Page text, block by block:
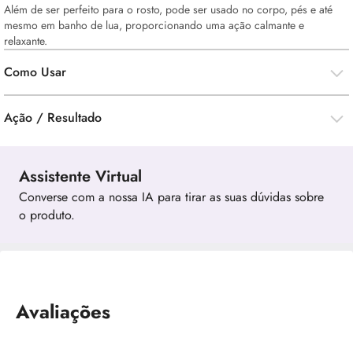
Além de ser perfeito para o rosto, pode ser usado no corpo, pés e até
mesmo em banho de lua, proporcionando uma ação calmante e
relaxante.
Como Usar
Ação / Resultado
Assistente Virtual
Converse com a nossa IA para tirar as suas dúvidas sobre
o produto.
Avaliações